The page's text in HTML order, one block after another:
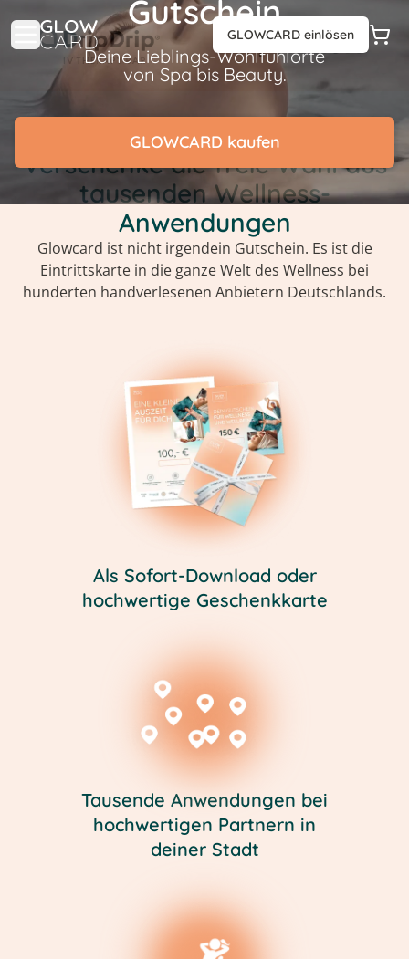
GLOWCARD einlösen
Gutschein
Deine Lieblings-Wohlfühlorte
von Spa bis Beauty.
GLOWCARD kaufen
Verschenke die freie Wahl aus
tausenden Wellness-
Anwendungen
Glowcard ist nicht irgendein Gutschein. Es ist die
Eintrittskarte in die ganze Welt des Wellness bei
hunderten handverlesenen Anbietern Deutschlands.
Als Sofort-Download oder
hochwertige Geschenkkarte
Tausende Anwendungen bei
hochwertigen Partnern in
deiner Stadt